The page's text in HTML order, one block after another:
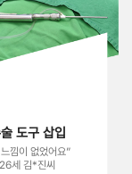
도구 삽입
낌이 없었어요”
26세 김*진씨